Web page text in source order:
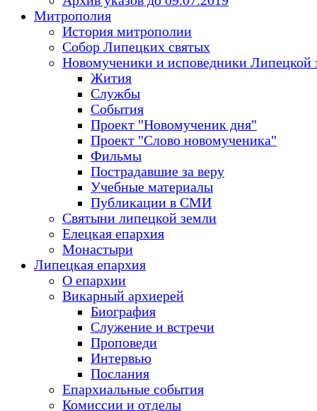
Митрополия
История митрополии
Собор Липецких святых
Новомученики и исповедники Липецкой
Жития
Службы
События
Проект "Новомученик дня"
Проект "Слово новомученика"
Фильмы
Пострадавшие за веру
Учебные материалы
Публикации в СМИ
Святыни липецкой земли
Елецкая епархия
Монастыри
Липецкая епархия
О епархии
Викарный архиерей
Биография
Служение и встречи
Проповеди
Интервью
Послания
Епархиальные события
Комиссии и отделы